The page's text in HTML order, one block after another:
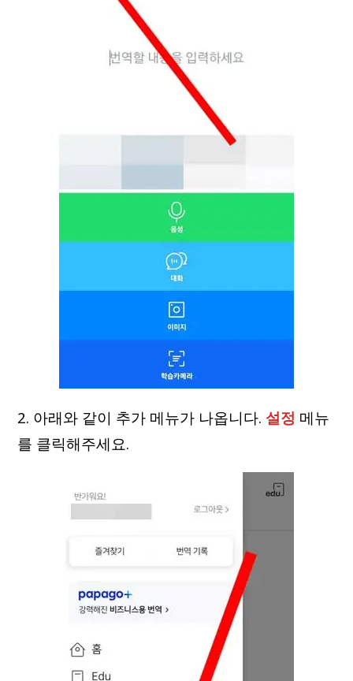
2. 아래와 같이 추가 메뉴가 나옵니다.설정 메뉴
를 클릭해주세요.